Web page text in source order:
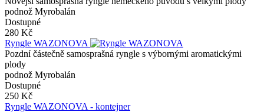
podnož Myrobalán
Dostupné
280 Kč
Ryngle WAZONOVA
Pozdní částečně samosprašná ryngle s výbornými aromatickými
plody
podnož Myrobalán
Dostupné
250 Kč
Ryngle WAZONOVA - kontejner